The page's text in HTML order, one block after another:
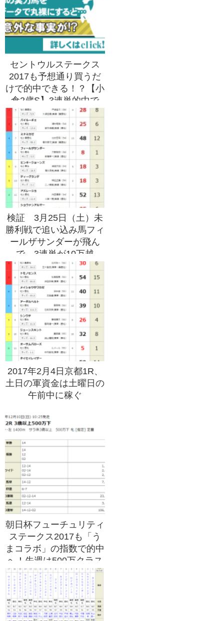
セントウルステークス
2017も予想通り買うだ
けで的中できる！？【小
倉2歳S】3連単的中で
200,340円獲得！
検証 3月25日（土）未
勝利戦で追い込み馬フィ
ールザサンダーが飛ん
で、3連単が10万越
え！！
2017年2月4日京都1R、
土日の軍資金は土曜日の
午前中に稼ぐ
朝日杯フューチュリティ
ステークス2017も「う
まコラボ」の指数で的中
へ！先週は500万クラス
で3連単106,770円的
中！